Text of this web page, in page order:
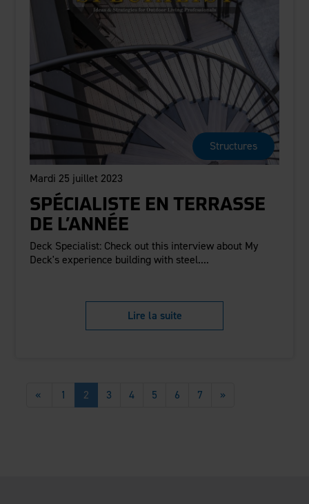
Structures
Mardi 25 juillet 2023
SPÉCIALISTE EN TERRASSE
DE L’ANNÉE
Deck Specialist: Check out this interview about My
Deck's experience building with steel....
Lire la suite
« 1 2 3 4 5 6 7 »